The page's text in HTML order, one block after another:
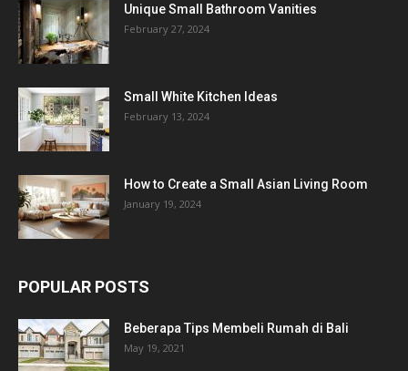
Unique Small Bathroom Vanities
February 27, 2024
Small White Kitchen Ideas
February 13, 2024
How to Create a Small Asian Living Room
January 19, 2024
POPULAR POSTS
Beberapa Tips Membeli Rumah di Bali
May 19, 2021